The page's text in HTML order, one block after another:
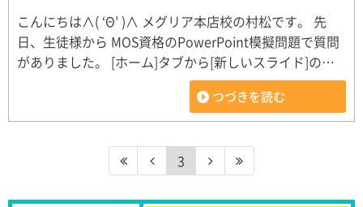
こんにちは∧( ‘Θ’ )∧ メグリア本店校の村松です。 先
日、生徒様から MOS資格のPowerPoint模擬問題で質問
がありました。 [ホーム]タブから[新しいスライド]の…
つづきを読む
3